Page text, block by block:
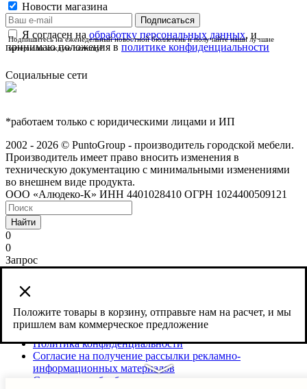
Новости магазина
Я согласен на обработку персональных данных, и
принимаю положения в политике конфиденциальности
Подпишитесь на еженедельный новостной бюллетень и получайте наши лучшие
материалы каждую пятницу!
Социальные сети
*работаем только с юридическими лицами и ИП
2002 - 2026 © PuntoGroup - производитель городской мебели.
Производитель имеет право вносить изменения в
техническую документацию с минимальными изменениями
во внешнем виде продукта.
ООО «Алюдеко-К» ИНН 4401028410 ОГРН 1024400509121
Найти
0
0
Запрос
Положите товары в корзину, отправьте нам на расчет, и мы
пришлем вам коммерческое предложение
Сайт использует cookies и сервис веб-аналитики Яндекс
Метрика, предоставляемый компанией ООО «ЯНДЕКС»,
119021, Россия, Москва, ул. Л. Толстого, 16.
Согласие на обработку персональных данных
Политика конфиденциальности
Согласие на получение рассылки рекламно-
информационных материалов
Согласие на обработку персональных данных сервиса